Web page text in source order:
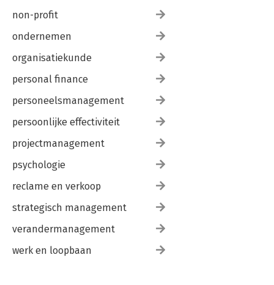
non-profit
ondernemen
organisatiekunde
personal finance
personeelsmanagement
persoonlijke effectiviteit
projectmanagement
psychologie
reclame en verkoop
strategisch management
verandermanagement
werk en loopbaan